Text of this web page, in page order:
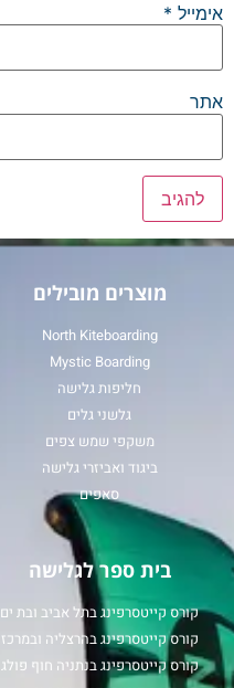
אימייל *
אתר
מוצרים מובילים
North Kiteboarding
Mystic Boarding
חליפות גלישה
גלשני גלים
משקפי שמש צפים
ביגוד ואביזרי גלישה
סאפים
בית ספר לגלישה
קורס קייטסרפינג בתל אביב ובת ים
קורס קייטסרפינג בהרצליה ובמרכז
קורס קייטסרפינג בנתניה חוף פולג